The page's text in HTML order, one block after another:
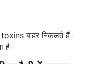
toxins बाहर निकलते हैं।
है।